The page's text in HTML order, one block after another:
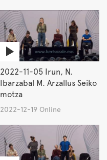
2022-11-05 Irun, N.
Ibarzabal M. Arzallus Seiko
motza
2022-12-19 Online